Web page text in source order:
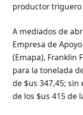
productor triguero
A mediados de
Empresa de
(Emapa), Franklin
para la tonelada
de $us 347,45;
de los $us 415 de